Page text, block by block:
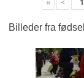
« <
Billeder fra